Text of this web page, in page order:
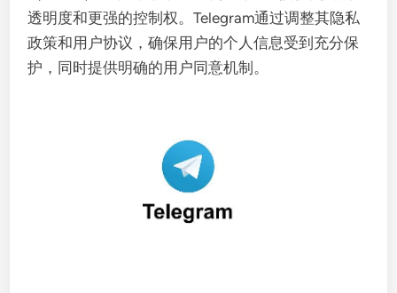
透明度和更强的控制权。Telegram通过调整其隐私
政策和用户协议，确保用户的个人信息受到充分保
护，同时提供明确的用户同意机制。